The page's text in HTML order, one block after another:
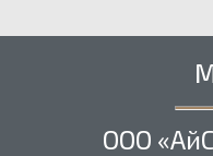
ООО